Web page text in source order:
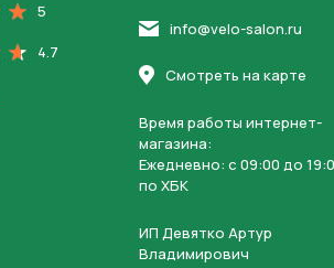
5
4.7
info@velo-salon.ru
Смотреть на карте
Время работы интернет-
магазина:
Ежедневно: c 09:00 до
по ХБК
ИП Девятко Артур
Владимирович